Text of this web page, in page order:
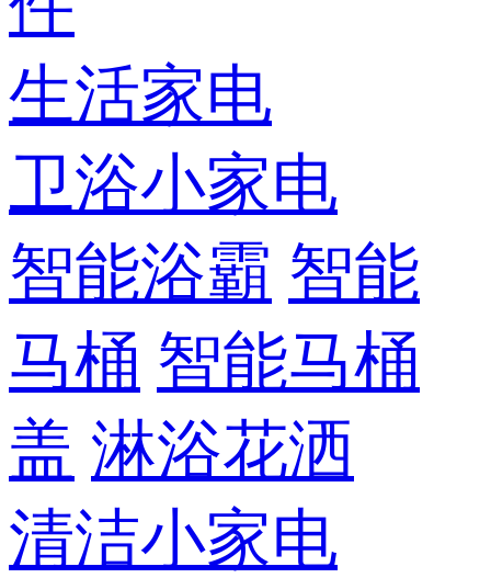
生活家电
卫浴小家电
智能浴霸 智能
马桶 智能马桶
盖 淋浴花洒
清洁小家电